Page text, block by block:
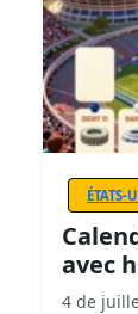
ÉTATS-
avec
4 de